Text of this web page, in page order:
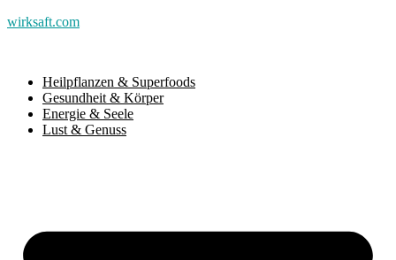
wirksaft.com
Heilpflanzen & Superfoods
Gesundheit & Körper
Energie & Seele
Lust & Genuss